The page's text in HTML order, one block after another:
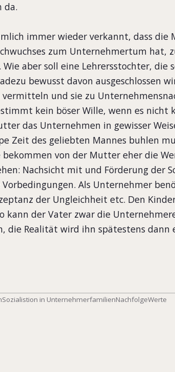
da.
immer wieder verkannt, dass die
zum Unternehmertum hat,
aber soll eine Lehrersstochter, die
bewusst davon ausgeschlossen
und sie zu
kein böser Wille, wenn es nicht
das Unternehmen in gewisser
Zeit des geliebten Mannes buhlen
bekommen von der Mutter eher die
Nachsicht mit und Förderung der
Als Unternehmer
der Ungleichheit etc. Den
kann der Vater zwar die
die Realität wird ihn spätestens dann
Sozialistion in UnternehmerfamilienNachfolgeWerte